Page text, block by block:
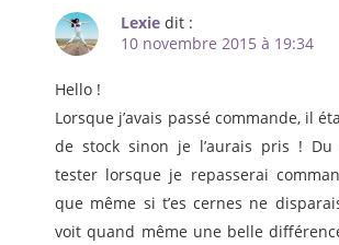
Lexie dit :
10 novembre 2015 à 19:34
Hello !
Lorsque j’avais passé commande, il
de stock sinon je l’aurais pris !
tester lorsque je repasserai
que même si t’es cernes ne
voit quand même une belle